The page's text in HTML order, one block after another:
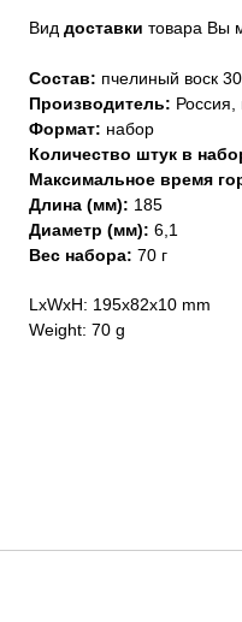
Вид доставки товара Вы
Состав: пчелиный воск
Производитель: Россия,
Формат: набор
Количество штук в
Максимальное время
Длина (мм): 185
Диаметр (мм): 6,1
Вес набора: 70 г
LxWxH: 195x82x10 mm
Weight: 70 g